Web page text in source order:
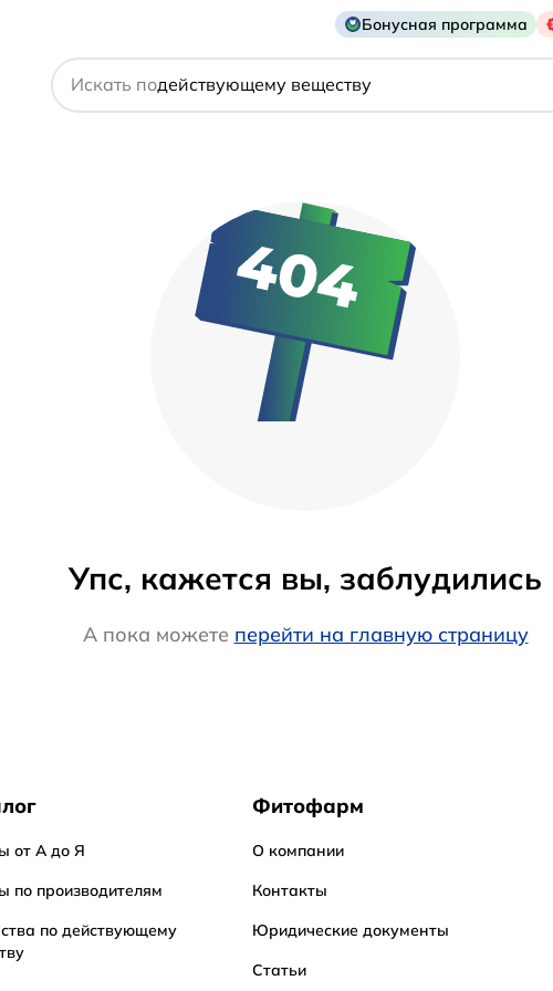
Бонусная программа
Искать по
названию препарата
действующему веществу
Упс, кажется вы, заблудились
А пока можете перейти на главную страницу
от А до Я
по производителям
по действующему
Фитофарм
О компании
Контакты
Юридические документы
Статьи